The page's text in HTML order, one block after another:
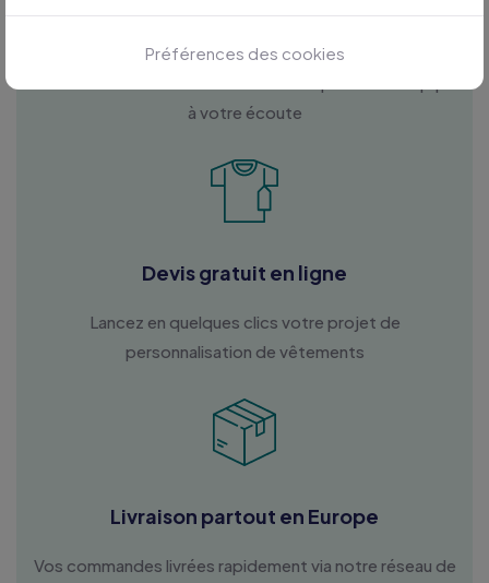
à votre écoute
Devis gratuit en ligne
Lancez en quelques clics votre projet de
personnalisation de vêtements
Livraison partout en Europe
Vos commandes livrées rapidement via notre réseau de
Préférences des cookies